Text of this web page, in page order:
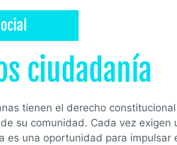
ciudadanía
tienen el derecho
su comunidad. Cada vez exigen
es una oportunidad para impulsar